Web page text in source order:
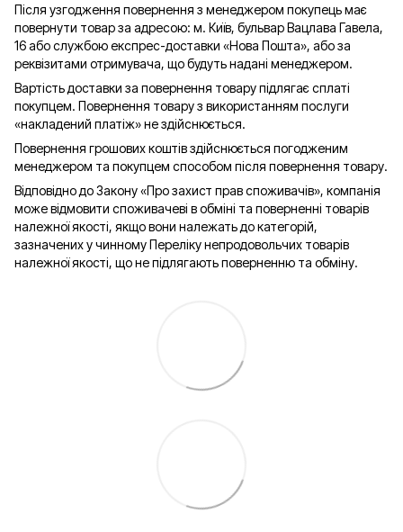
Після узгодження повернення з менеджером покупець має
повернути товар за адресою: м. Київ, бульвар Вацлава Гавела,
16 або службою експрес-доставки «Нова Пошта», або за
реквізитами отримувача, що будуть надані менеджером.
Вартість доставки за повернення товару підлягає сплаті
покупцем. Повернення товару з використанням послуги
«накладений платіж» не здійснюється.
Повернення грошових коштів здійснюється погодженим
менеджером та покупцем способом після повернення товару.
Відповідно до Закону «Про захист прав споживачів», компанія
може відмовити споживачеві в обміні та поверненні товарів
належної якості, якщо вони належать до категорій,
зазначених у чинному Переліку непродовольчих товарів
належної якості, що не підлягають поверненню та обміну.